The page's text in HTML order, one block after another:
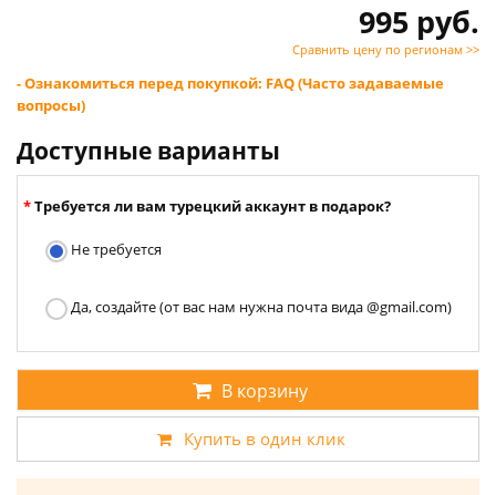
995 руб.
Сравнить цену по регионам >>
- Ознакомиться перед покупкой: FAQ (Часто задаваемые
вопросы)
Доступные варианты
Требуется ли вам турецкий аккаунт в подарок?
Не требуется
Да, создайте (от вас нам нужна почта вида @gmail.com)
В корзину
Купить в один клик